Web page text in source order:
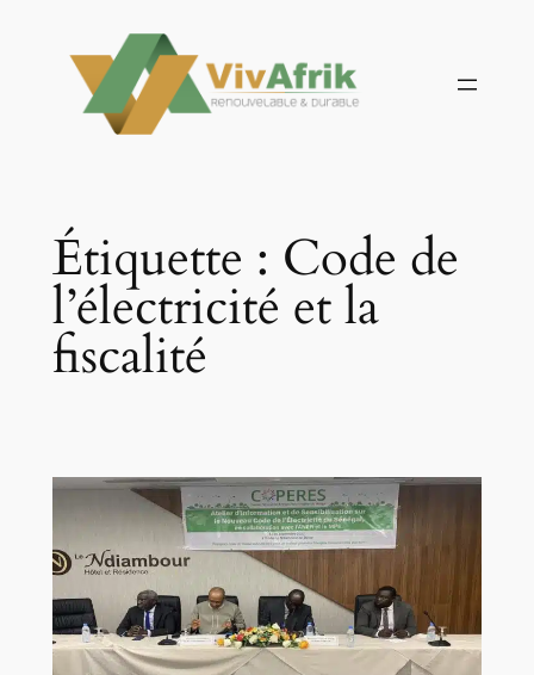
contenu
Étiquette : Code de
l’électricité et la
fiscalité